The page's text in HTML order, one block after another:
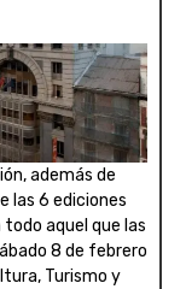
además de
las 6 ediciones
aquel que las
8 de febrero
Turismo y